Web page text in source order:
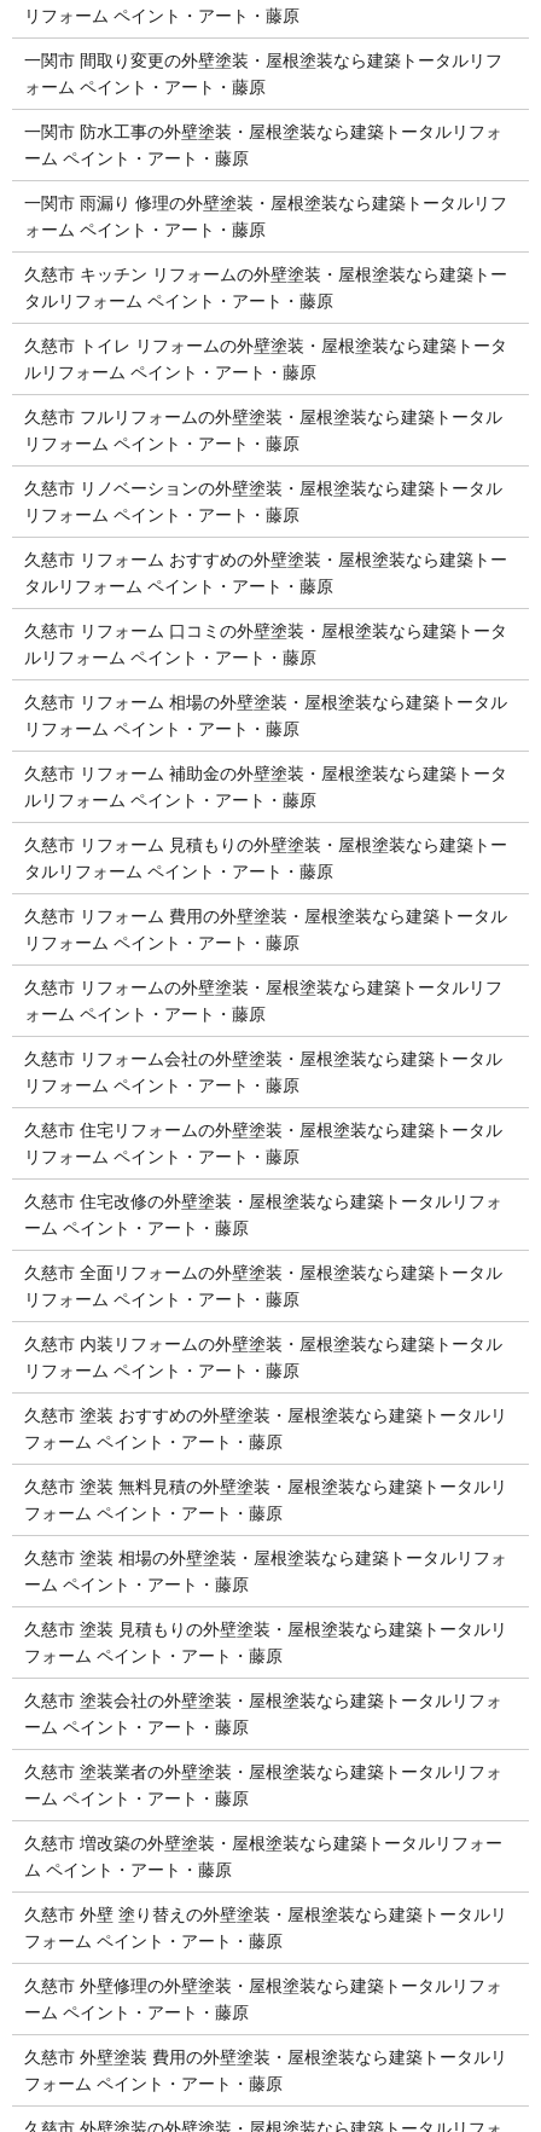
リフォーム ペイント・アート・藤原
一関市 間取り変更の外壁塗装・屋根塗装なら建築トータルリフ
ォーム ペイント・アート・藤原
一関市 防水工事の外壁塗装・屋根塗装なら建築トータルリフォ
ーム ペイント・アート・藤原
一関市 雨漏り 修理の外壁塗装・屋根塗装なら建築トータルリフ
ォーム ペイント・アート・藤原
久慈市 キッチン リフォームの外壁塗装・屋根塗装なら建築トー
タルリフォーム ペイント・アート・藤原
久慈市 トイレ リフォームの外壁塗装・屋根塗装なら建築トータ
ルリフォーム ペイント・アート・藤原
久慈市 フルリフォームの外壁塗装・屋根塗装なら建築トータル
リフォーム ペイント・アート・藤原
久慈市 リノベーションの外壁塗装・屋根塗装なら建築トータル
リフォーム ペイント・アート・藤原
久慈市 リフォーム おすすめの外壁塗装・屋根塗装なら建築トー
タルリフォーム ペイント・アート・藤原
久慈市 リフォーム 口コミの外壁塗装・屋根塗装なら建築トータ
ルリフォーム ペイント・アート・藤原
久慈市 リフォーム 相場の外壁塗装・屋根塗装なら建築トータル
リフォーム ペイント・アート・藤原
久慈市 リフォーム 補助金の外壁塗装・屋根塗装なら建築トータ
ルリフォーム ペイント・アート・藤原
久慈市 リフォーム 見積もりの外壁塗装・屋根塗装なら建築トー
タルリフォーム ペイント・アート・藤原
久慈市 リフォーム 費用の外壁塗装・屋根塗装なら建築トータル
リフォーム ペイント・アート・藤原
久慈市 リフォームの外壁塗装・屋根塗装なら建築トータルリフ
ォーム ペイント・アート・藤原
久慈市 リフォーム会社の外壁塗装・屋根塗装なら建築トータル
リフォーム ペイント・アート・藤原
久慈市 住宅リフォームの外壁塗装・屋根塗装なら建築トータル
リフォーム ペイント・アート・藤原
久慈市 住宅改修の外壁塗装・屋根塗装なら建築トータルリフォ
ーム ペイント・アート・藤原
久慈市 全面リフォームの外壁塗装・屋根塗装なら建築トータル
リフォーム ペイント・アート・藤原
久慈市 内装リフォームの外壁塗装・屋根塗装なら建築トータル
リフォーム ペイント・アート・藤原
久慈市 塗装 おすすめの外壁塗装・屋根塗装なら建築トータルリ
フォーム ペイント・アート・藤原
久慈市 塗装 無料見積の外壁塗装・屋根塗装なら建築トータルリ
フォーム ペイント・アート・藤原
久慈市 塗装 相場の外壁塗装・屋根塗装なら建築トータルリフォ
ーム ペイント・アート・藤原
久慈市 塗装 見積もりの外壁塗装・屋根塗装なら建築トータルリ
フォーム ペイント・アート・藤原
久慈市 塗装会社の外壁塗装・屋根塗装なら建築トータルリフォ
ーム ペイント・アート・藤原
久慈市 塗装業者の外壁塗装・屋根塗装なら建築トータルリフォ
ーム ペイント・アート・藤原
久慈市 増改築の外壁塗装・屋根塗装なら建築トータルリフォー
ム ペイント・アート・藤原
久慈市 外壁 塗り替えの外壁塗装・屋根塗装なら建築トータルリ
フォーム ペイント・アート・藤原
久慈市 外壁修理の外壁塗装・屋根塗装なら建築トータルリフォ
ーム ペイント・アート・藤原
久慈市 外壁塗装 費用の外壁塗装・屋根塗装なら建築トータルリ
フォーム ペイント・アート・藤原
久慈市 外壁塗装の外壁塗装・屋根塗装なら建築トータルリフォ